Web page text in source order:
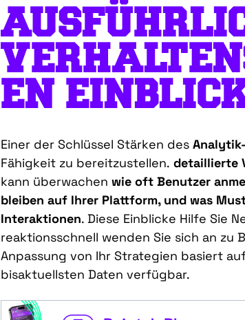
EN
Einer der Schlüssel Stärken des
Fähigkeit zu bereitzustellen. detaillierte
kann überwachen wie oft Benutzer
bleiben auf Ihrer Plattform, undwas
Interaktionen.Diese Einblicke Hilfe Sie
reaktionsschnell wenden Sie sich an zu
Anpassung von Ihr Strategien basiert
bisaktuellsten Datenverfügbar.